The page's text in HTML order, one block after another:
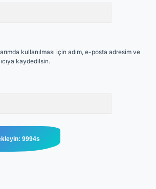
kullanılması için adım, e-posta adresim ve
kaydedilsin.